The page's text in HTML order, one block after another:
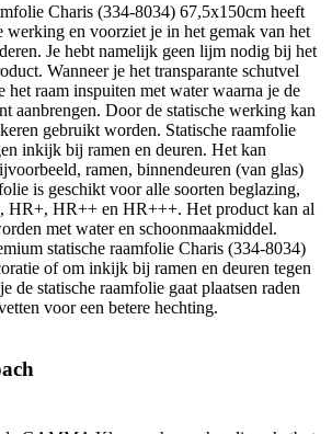
Charis (334-8034) 67,5x150cm heeft
werking en voorziet je in het gemak van het
Je hebt namelijk geen lijm nodig bij het
Wanneer je het transparante schutvel
raam inspuiten met water waarna je de
aanbrengen. Door de statische werking kan
gebruikt worden. Statische raamfolie
inkijk bij ramen en deuren. Het kan
ramen, binnendeuren (van glas)
is geschikt voor alle soorten beglazing,
HR+, HR++ en HR+++. Het product kan al
met water en schoonmaakmiddel.
statische raamfolie Charis (334-8034)
of om inkijk bij ramen en deuren tegen
de statische raamfolie gaat plaatsen raden
voor een betere hechting.